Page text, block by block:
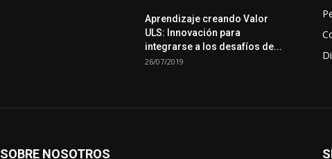
Aprendizaje creando Valor
ULS: Innovación para
integrarse a los desafíos de...
26/07/2019
SOBRE NOSOTROS